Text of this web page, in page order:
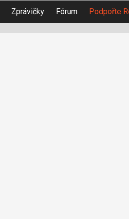
Zprávičky Fórum Podpořte